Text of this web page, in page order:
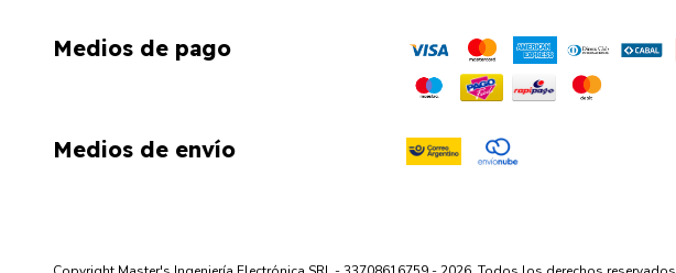
Medios de pago
Medios de envío